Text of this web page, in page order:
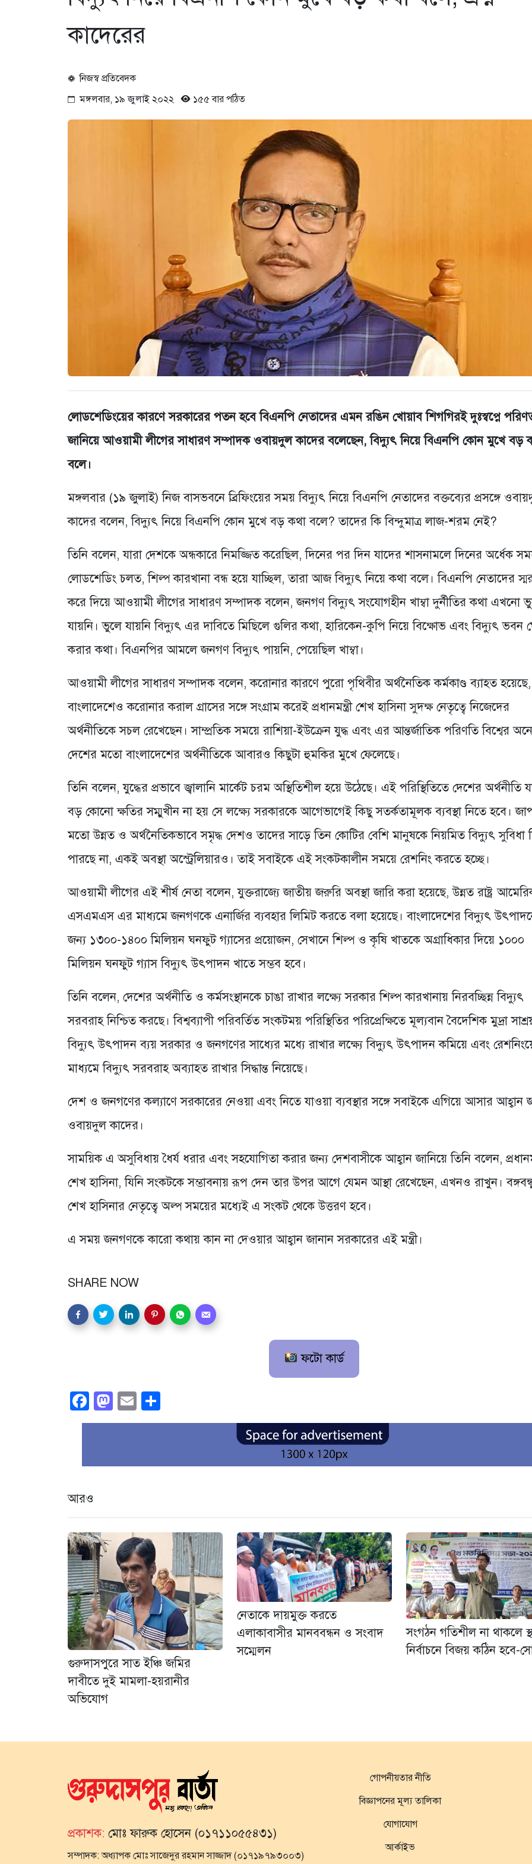
কাদেরের
নিজস্ব প্রতিবেদক
মঙ্গলবার, ১৯ জুলাই ২০২২
১৫৫ বার পঠিত
লোডশেডিংয়ের কারণে সরকারের পতন হবে বিএনপি নেতাদের এমন রঙিন খোয়াব শিগগিরই দুঃস্বপ্নে
জানিয়ে আওয়ামী লীগের সাধারণ সম্পাদক ওবায়দুল কাদের বলেছেন, বিদ্যুৎ নিয়ে বিএনপি কোন মুখে বড়
বলে।
মঙ্গলবার (১৯ জুলাই) নিজ বাসভবনে ব্রিফিংয়ের সময় বিদ্যুৎ নিয়ে বিএনপি নেতাদের বক্তব্যের প্রসঙ্গে
কাদের বলেন, বিদ্যুৎ নিয়ে বিএনপি কোন মুখে বড় কথা বলে? তাদের কি বিন্দুমাত্র লাজ-শরম নেই?
তিনি বলেন, যারা দেশকে অন্ধকারে নিমজ্জিত করেছিল, দিনের পর দিন যাদের শাসনামলে দিনের অর্ধেক
লোডশেডিং চলত, শিল্প কারখানা বন্ধ হয়ে যাচ্ছিল, তারা আজ বিদ্যুৎ নিয়ে কথা বলে। বিএনপি নেতাদের
করে দিয়ে আওয়ামী লীগের সাধারণ সম্পাদক বলেন, জনগণ বিদ্যুৎ সংযোগহীন খাম্বা দুর্নীতির কথা এখনো
যায়নি। ভুলে যায়নি বিদ্যুৎ এর দাবিতে মিছিলে গুলির কথা, হারিকেন-কুপি নিয়ে বিক্ষোভ এবং বিদ্যুৎ ভবন
করার কথা। বিএনপির আমলে জনগণ বিদ্যুৎ পায়নি, পেয়েছিল খাম্বা।
আওয়ামী লীগের সাধারণ সম্পাদক বলেন, করোনার কারণে পুরো পৃথিবীর অর্থনৈতিক কর্মকাণ্ড ব্যাহত হয়েছে,
বাংলাদেশেও করোনার করাল গ্রাসের সঙ্গে সংগ্রাম করেই প্রধানমন্ত্রী শেখ হাসিনা সুদক্ষ নেতৃত্বে নিজেদের
অর্থনীতিকে সচল রেখেছেন। সাম্প্রতিক সময়ে রাশিয়া-ইউক্রেন যুদ্ধ এবং এর আন্তর্জাতিক পরিণতি বিশ্বের
দেশের মতো বাংলাদেশের অর্থনীতিকে আবারও কিছুটা হুমকির মুখে ফেলেছে।
তিনি বলেন, যুদ্ধের প্রভাবে জ্বালানি মার্কেট চরম অস্থিতিশীল হয়ে উঠেছে। এই পরিস্থিতিতে দেশের অর্থনীতি
বড় কোনো ক্ষতির সম্মুখীন না হয় সে লক্ষ্যে সরকারকে আগেভাগেই কিছু সতর্কতামূলক ব্যবস্থা নিতে হবে।
মতো উন্নত ও অর্থনৈতিকভাবে সমৃদ্ধ দেশও তাদের সাড়ে তিন কোটির বেশি মানুষকে নিয়মিত বিদ্যুৎ সুবিধা
পারছে না, একই অবস্থা অস্ট্রেলিয়ারও। তাই সবাইকে এই সংকটকালীন সময়ে রেশনিং করতে হচ্ছে।
আওয়ামী লীগের এই শীর্ষ নেতা বলেন, যুক্তরাজ্যে জাতীয় জরুরি অবস্থা জারি করা হয়েছে, উন্নত রাষ্ট্র
এসএমএস এর মাধ্যমে জনগণকে এনার্জির ব্যবহার লিমিট করতে বলা হয়েছে। বাংলাদেশের বিদ্যুৎ
জন্য ১৩০০-১৪০০ মিলিয়ন ঘনফুট গ্যাসের প্রয়োজন, সেখানে শিল্প ও কৃষি খাতকে অগ্রাধিকার দিয়ে ১০০০
মিলিয়ন ঘনফুট গ্যাস বিদ্যুৎ উৎপাদন খাতে সম্ভব হবে।
তিনি বলেন, দেশের অর্থনীতি ও কর্মসংস্থানকে চাঙা রাখার লক্ষ্যে সরকার শিল্প কারখানায় নিরবচ্ছিন্ন বিদ্যুৎ
সরবরাহ নিশ্চিত করছে। বিশ্বব্যাপী পরিবর্তিত সংকটময় পরিস্থিতির পরিপ্রেক্ষিতে মূল্যবান বৈদেশিক মুদ্রা
বিদ্যুৎ উৎপাদন ব্যয় সরকার ও জনগণের সাধ্যের মধ্যে রাখার লক্ষ্যে বিদ্যুৎ উৎপাদন কমিয়ে এবং
মাধ্যমে বিদ্যুৎ সরবরাহ অব্যাহত রাখার সিদ্ধান্ত নিয়েছে।
দেশ ও জনগণের কল্যাণে সরকারের নেওয়া এবং নিতে যাওয়া ব্যবস্থার সঙ্গে সবাইকে এগিয়ে আসার আহ্বান
ওবায়দুল কাদের।
সাময়িক এ অসুবিধায় ধৈর্য ধরার এবং সহযোগিতা করার জন্য দেশবাসীকে আহ্বান জানিয়ে তিনি বলেন,
শেখ হাসিনা, যিনি সংকটকে সম্ভাবনায় রূপ দেন তার উপর আগে যেমন আস্থা রেখেছেন, এখনও রাখুন।
শেখ হাসিনার নেতৃত্বে অল্প সময়ের মধ্যেই এ সংকট থেকে উত্তরণ হবে।
এ সময় জনগণকে কারো কথায় কান না দেওয়ার আহ্বান জানান সরকারের এই মন্ত্রী।
SHARE NOW
ফটো কার্ড
Facebook
Mastodon
Email
আরও
গুরুদাসপুরে সাত ইঞ্চি জমির
দাবীতে দুই মামলা-হয়রানীর
অভিযোগ
নেতাকে দায়মুক্ত করতে
এলাকাবাসীর মানববন্ধন ও সংবাদ
সম্মেলন
সংগঠন গতিশীল না থাকলে
নির্বাচনে বিজয় কঠিন হবে-
প্রকাশক: মোঃ ফারুক হোসেন (০১৭১১০৫৫৪৩১)
সম্পাদক:অধ্যাপক মোঃ সাজেদুর রহমান সাজ্জাদ (০১৭১৯৭৯৩০০৩)
গোপনীয়তার নীতি
বিজ্ঞাপনের মূল্য তালিকা
যোগাযোগ
আর্কাইভ